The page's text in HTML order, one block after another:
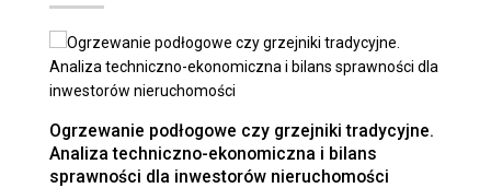
Ogrzewanie podłogowe czy grzejniki tradycyjne.
Analiza techniczno-ekonomiczna i bilans
sprawności dla inwestorów nieruchomości